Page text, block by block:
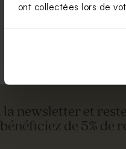
ont collectées lors de
la newsletter et
de 5% de